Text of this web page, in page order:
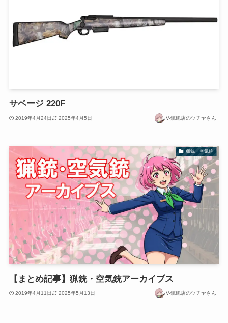
サベージ 220F
2019年4月24日 2025年4月5日 V-銃砲店のツチヤさん
猟銃・空気銃
【まとめ記事】猟銃・空気銃アーカイブス
2019年4月11日 2025年5月13日 V-銃砲店のツチヤさん